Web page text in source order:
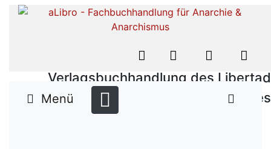
Verlagsbuchhandlung des Libertad
Verlages
Menü